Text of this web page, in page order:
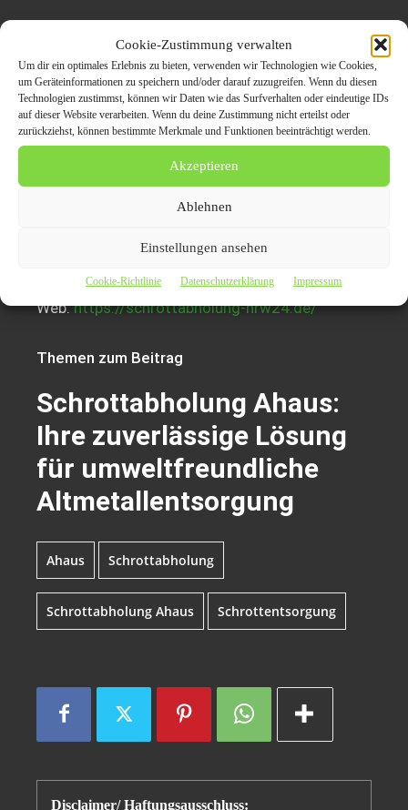
Cookie-Zustimmung verwalten
Um dir ein optimales Erlebnis zu bieten, verwenden wir Technologien wie Cookies,
um Geräteinformationen zu speichern und/oder darauf zuzugreifen. Wenn du diesen
Technologien zustimmst, können wir Daten wie das Surfverhalten oder eindeutige IDs
auf dieser Website verarbeiten. Wenn du deine Zustimmung nicht erteilst oder
zurückziehst, können bestimmte Merkmale und Funktionen beeinträchtigt werden.
Akzeptieren
Ablehnen
Einstellungen ansehen
Cookie-Richtlinie Datenschutzerklärung Impressum
schrottabholung-nrw24.de
Schrottabholung Ahaus
E-Mail: info@schrottabholung-nrw24.de
Web:https://schrottabholung-nrw24.de/
Themen zum Beitrag
Schrottabholung Ahaus:
Ihre zuverlässige Lösung
für umweltfreundliche
Altmetallentsorgung
Ahaus Schrottabholung
Schrottabholung Ahaus Schrottentsorgung
Disclaimer/ Haftungsausschluss: